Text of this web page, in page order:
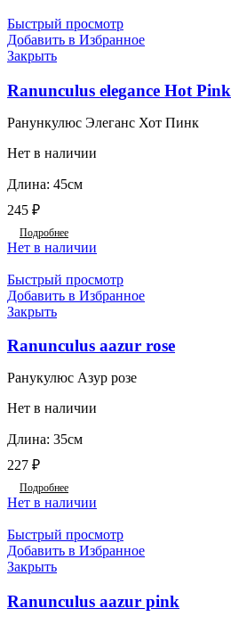
Быстрый просмотр
Добавить в Избранное
Закрыть
Ranunculus elegance Hot Pink
Ранункулюс Элеганс Хот Пинк
Нет в наличии
Длина: 45см
245 ₽
Подробнее
Нет в наличии
Быстрый просмотр
Добавить в Избранное
Закрыть
Ranunculus aazur rose
Ранукулюс Азур розе
Нет в наличии
Длина: 35см
227 ₽
Подробнее
Нет в наличии
Быстрый просмотр
Добавить в Избранное
Закрыть
Ranunculus aazur pink